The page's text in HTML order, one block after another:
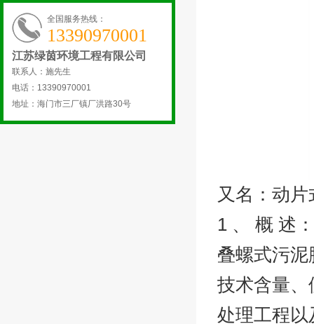
全国服务热线：
13390970001
江苏绿茵环境工程有限公司
联系人：施先生
电话：13390970001
地址：海门市三厂镇厂洪路30号
又名：动
1 、 概 述：
叠螺式污
技术含量
处理工程